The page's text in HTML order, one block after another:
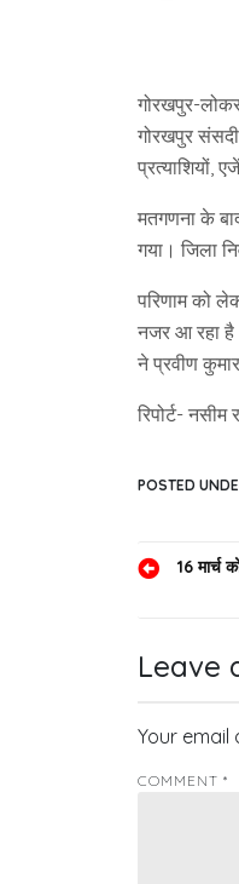
गोरखपुर-
गोरखपुर
प्रत्याशियों,
मतगणना के
गया। जिला
परिणाम को
नजर आ रहा
ने प्रवीण
रिपोर्ट- नसीम
POSTED
Post
16 मार्च
Leave
Your email
COMMENT *